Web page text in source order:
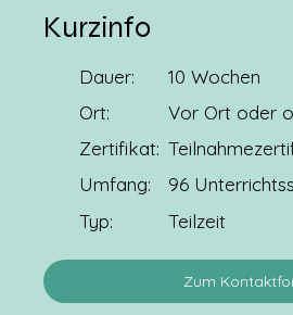
Kurzinfo
Zum
Dauer:
Ort:
Zertifikat:
Umfang:
Typ:
10 Wochen
Vor Ort oder
96
Teilzeit